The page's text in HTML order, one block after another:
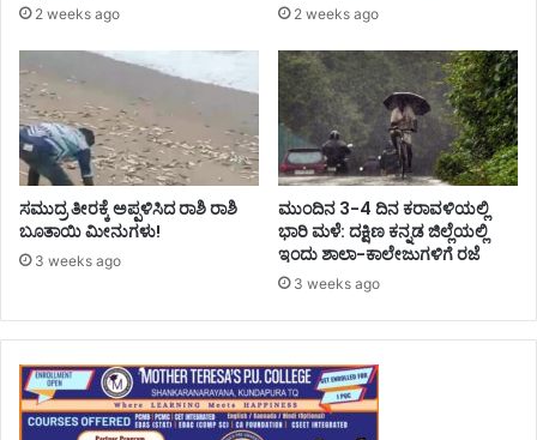
2 weeks ago 2 weeks ago
ಸಮುದ್ರ ತೀರಕ್ಕೆ ಅಪ್ಪಳಿಸಿದ ರಾಶಿ ರಾಶಿ
ಬೂತಾಯಿ ಮೀನುಗಳು!
3 weeks ago
ಮುಂದಿನ 3-4 ದಿನ ಕರಾವಳಿಯಲ್ಲಿ
ಭಾರಿ ಮಳೆ: ದಕ್ಷಿಣ ಕನ್ನಡ ಜಿಲ್ಲೆಯಲ್ಲಿ
ಇಂದು ಶಾಲಾ-ಕಾಲೇಜುಗಳಿಗೆ ರಜೆ
3 weeks ago